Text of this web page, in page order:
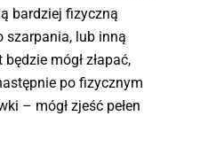
bardziej fizyczną
szarpania, lub inną
mógł złapać,
po fizycznym
– mógł zjeść pełen